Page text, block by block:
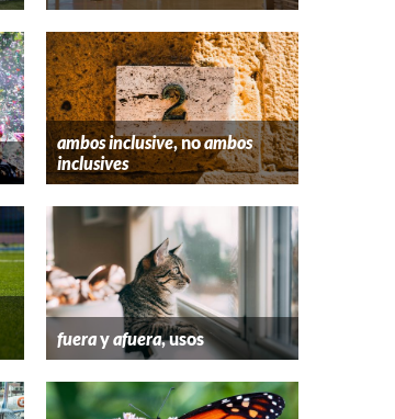
ambos inclusive, noambos
inclusives
fuerayafuera, usos